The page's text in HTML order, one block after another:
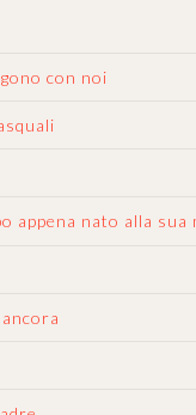
con noi
appena nato alla sua